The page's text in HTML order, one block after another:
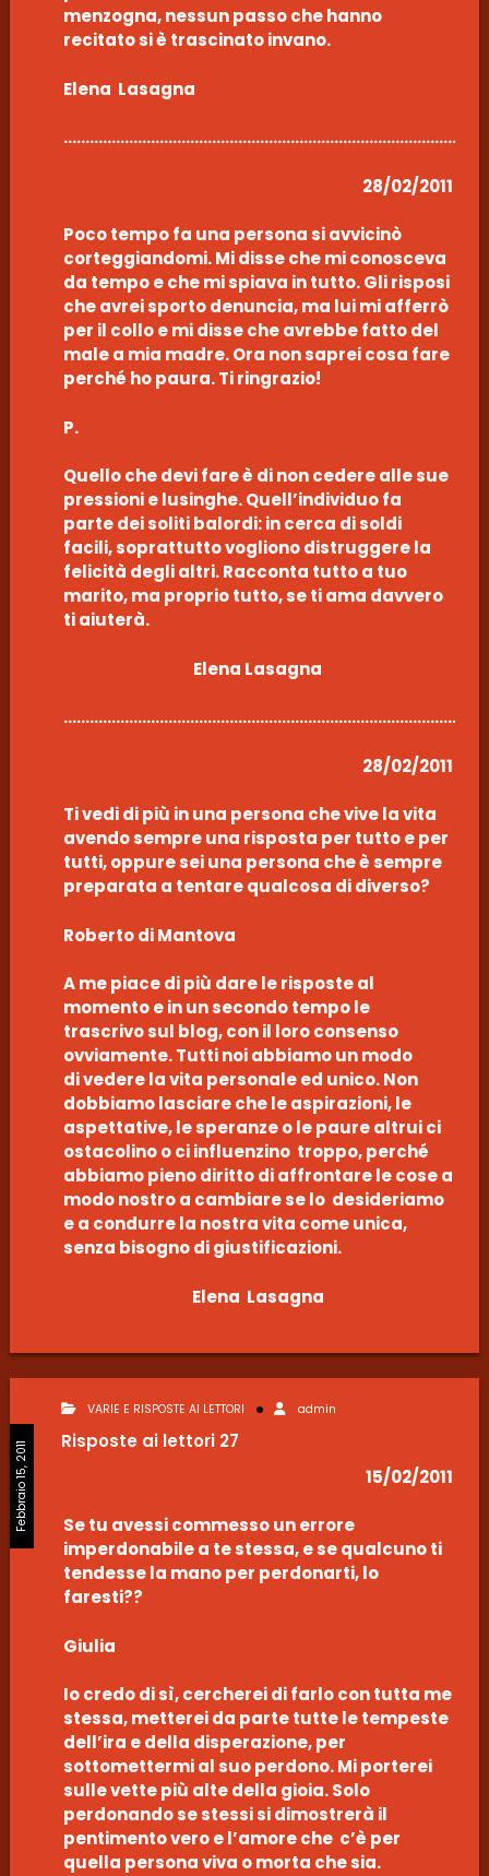
menzogna, nessun passo che hanno
recitato si è trascinato invano.
Elena Lasagna
28/02/2011
Poco tempo fa una persona si avvicinò
corteggiandomi. Mi disse che mi conosceva
da tempo e che mi spiava in tutto. Gli risposi
che avrei sporto denuncia, ma lui mi afferrò
per il collo e mi disse che avrebbe fatto del
male a mia madre. Ora non saprei cosa fare
perché ho paura. Ti ringrazio!
P.
Quello che devi fare è di non cedere alle sue
pressioni e lusinghe. Quell’individuo fa
parte dei soliti balordi: in cerca di soldi
facili, soprattutto vogliono distruggere la
felicità degli altri. Racconta tutto a tuo
marito, ma proprio tutto, se ti ama davvero
ti aiuterà.
Elena Lasagna
28/02/2011
Ti vedi di più in una persona che vive la vita
avendo sempre una risposta per tutto e per
tutti, oppure sei una persona che è sempre
preparata a tentare qualcosa di diverso?
Roberto di Mantova
A me piace di più dare le risposte al
momento e in un secondo tempo le
trascrivo sul blog, con il loro consenso
ovviamente. Tutti noi abbiamo un modo
di vedere la vita personale ed unico. Non
dobbiamo lasciare che le aspirazioni, le
aspettative, le speranze o le paure altrui ci
ostacolino o ci influenzino troppo, perché
abbiamo pieno diritto di affrontare le cose a
modo nostro a cambiare se lo desideriamo
e a condurre la nostra vita come unica,
senza bisogno di giustificazioni.
Elena Lasagna
Febbraio 15, 2011
VARIE E RISPOSTE AI LETTORI admin
Risposte ai lettori 27
15/02/2011
Se tu avessi commesso un errore
imperdonabile a te stessa, e se qualcuno ti
tendesse la mano per perdonarti, lo
faresti??
Giulia
Io credo di sì, cercherei di farlo con tutta me
stessa, metterei da parte tutte le tempeste
dell’ira e della disperazione, per
sottomettermi al suo perdono. Mi porterei
sulle vette più alte della gioia. Solo
perdonando se stessi si dimostrerà il
pentimento vero e l’amore che c’è per
quella persona viva o morta che sia.